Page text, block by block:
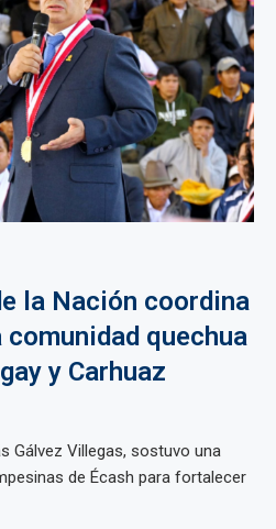
la Nación coordina
quechua
y Carhuaz
Gálvez Villegas, sostuvo una
de Écash para fortalecer